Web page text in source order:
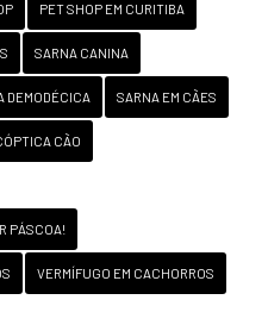
PET SHOP EM CURITIBA
SARNA CANINA
DEMODÉCICA SARNA EM CÃES
CÃO
PÁSCOA!
VERMÍFUGO EM CACHORROS